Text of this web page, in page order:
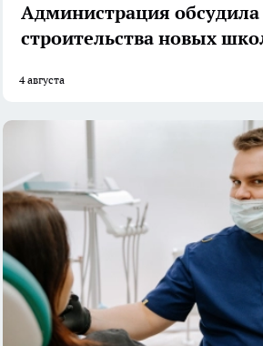
Администрация
строительства новых
4 августа